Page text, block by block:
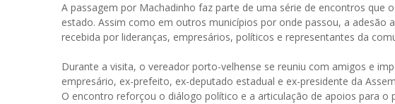
A passagem por Machadinho faz parte de uma série de encontros que
estado. Assim como em outros municípios por onde passou, a adesão
recebida por lideranças, empresários, políticos e representantes da
Durante a visita, o vereador porto-velhense se reuniu com amigos e
empresário, ex-prefeito, ex-deputado estadual e ex-presidente da
O encontro reforçou o diálogo político e a articulação de apoios para o